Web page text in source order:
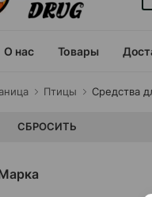
О нас Товары
Птицы Средства
СБРОСИТЬ